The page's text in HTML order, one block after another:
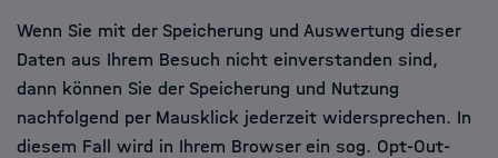
Wenn Sie mit der Speicherung und Auswertung dieser
Daten aus Ihrem Besuch nicht einverstanden sind,
dann können Sie der Speicherung und Nutzung
nachfolgend per Mausklick jederzeit widersprechen. In
diesem Fall wird in Ihrem Browser ein sog. Opt-Out-